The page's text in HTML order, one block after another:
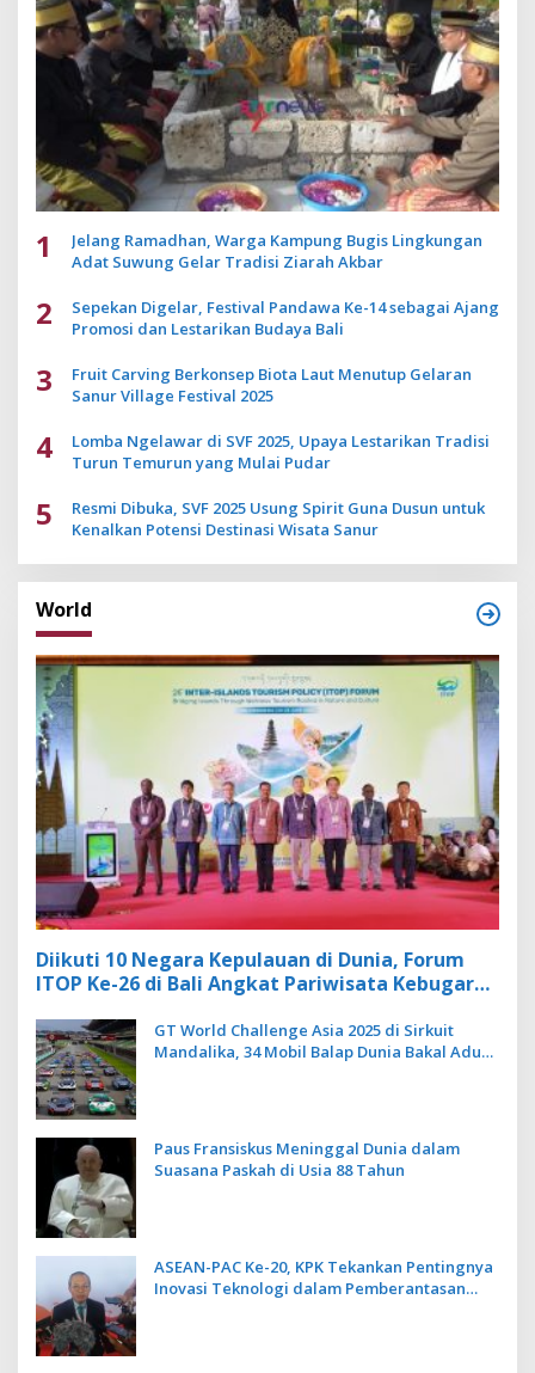
1
Jelang Ramadhan, Warga Kampung Bugis Lingkungan
Adat Suwung Gelar Tradisi Ziarah Akbar
2
Sepekan Digelar, Festival Pandawa Ke-14 sebagai Ajang
Promosi dan Lestarikan Budaya Bali
3
Fruit Carving Berkonsep Biota Laut Menutup Gelaran
Sanur Village Festival 2025
4
Lomba Ngelawar di SVF 2025, Upaya Lestarikan Tradisi
Turun Temurun yang Mulai Pudar
5
Resmi Dibuka, SVF 2025 Usung Spirit Guna Dusun untuk
Kenalkan Potensi Destinasi Wisata Sanur
World
Diikuti 10 Negara Kepulauan di Dunia, Forum
ITOP Ke-26 di Bali Angkat Pariwisata Kebugaran
GT World Challenge Asia 2025 di Sirkuit
Mandalika, 34 Mobil Balap Dunia Bakal Adu
Paus Fransiskus Meninggal Dunia dalam
Suasana Paskah di Usia 88 Tahun
ASEAN-PAC Ke-20, KPK Tekankan Pentingnya
Inovasi Teknologi dalam Pemberantasan